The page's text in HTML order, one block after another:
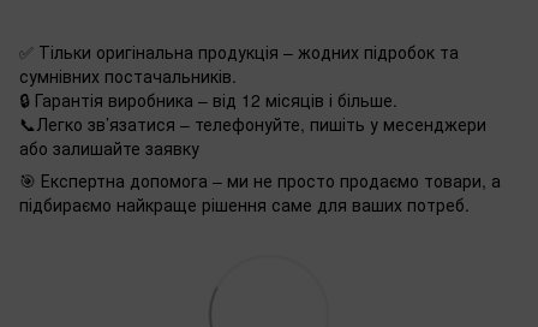
✅ Тільки оригінальна продукція – жодних підробок та
сумнівних постачальників.
🔒 Гарантія виробника – від 12 місяців і більше.
📞Легко зв’язатися – телефонуйте, пишіть у месенджери
або залишайте заявку
🎯 Експертна допомога – ми не просто продаємо товари, а
підбираємо найкраще рішення саме для ваших потреб.